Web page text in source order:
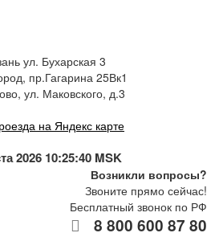
ул. Бухарская 3
пр.Гагарина 25Вк1
ул. Маковского, д.3
на Яндекс карте
2026 10:25:40 MSK
Возникли вопросы?
Звоните прямо сейчас!
Бесплатный звонок по РФ
8 800 600 87 80